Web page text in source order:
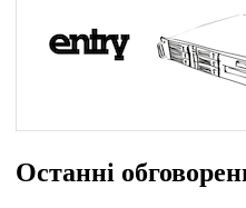
Останні